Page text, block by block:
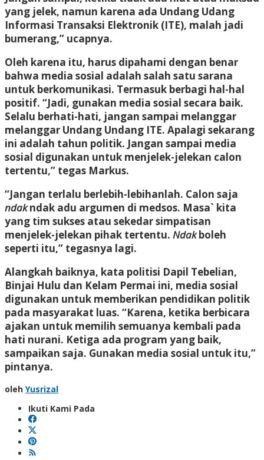
yang jelek, namun karena ada Undang Udang
Informasi Transaksi Elektronik (ITE), malah jadi
bumerang,” ucapnya.
Oleh karena itu, harus dipahami dengan benar
bahwa media sosial adalah salah satu sarana
untuk berkomunikasi. Termasuk berbagi hal-hal
positif. “Jadi, gunakan media sosial secara baik.
Selalu berhati-hati, jangan sampai melanggar
melanggar Undang Undang ITE. Apalagi sekarang
ini adalah tahun politik. Jangan sampai media
sosial digunakan untuk menjelek-jelekan calon
tertentu,” tegas Markus.
“Jangan terlalu berlebih-lebihanlah. Calon saja
ndakndak adu argumen di medsos. Masa` kita
yang tim sukses atau sekedar simpatisan
menjelek-jelekan pihak tertentu. Ndakboleh
seperti itu,” tegasnya lagi.
Alangkah baiknya, kata politisi Dapil Tebelian,
Binjai Hulu dan Kelam Permai ini, media sosial
digunakan untuk memberikan pendidikan politik
pada masyarakat luas. “Karena, ketika berbicara
ajakan untuk memilih semuanya kembali pada
hati nurani. Ketiga ada program yang baik,
sampaikan saja. Gunakan media sosial untuk itu,”
pintanya.
oleh Yusrizal
Ikuti Kami Pada